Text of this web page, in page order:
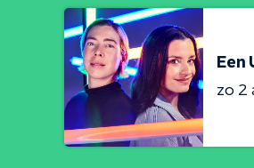
Een
zo 2